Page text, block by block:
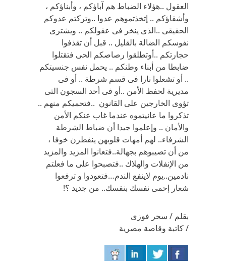
العقول ..هؤلاء الضباط هم آباؤكم ، وأبناؤكم ،
وأشقاؤكم .. إتخذتموهم عدوا ..وتركتم عدوكم
الحقيقى ..الذى ينخر فى عقولكم .. ويشترى
نفوسكم الضالة بالقليل .. قبل أن تقذفوا
حجارتكم ..أوتطلقوا رصاصكم الحى فتقتلوا
ضابطا من أبناء وطنكم .. يحمل نفس جنسيتكم
.. أو تشعلوا نارا فى قسم شرطة .. أو فى
مديرية لحفظ الأمن ..أو فى أحد السجون التى
تؤوى الخارجين على القانون ..فتحميكم منهم ..
تذكروا ما عانيتموه عندما غاب عنكم الأمن
والأمان .. وإعلموا جيدا أن ضباط الشرطة
الشرفاء.. لهم أمهات قلوبهن ينفطرن خوفا ،
من أن تصيبوهم بجهالة..فتعانوا المزيد والمزيد
من الإنفلات والهلاك ..فتصبحوا على ما فعلتم
نادمين..يوم لاينفع الندم…فتعودوا و ترفعوا
شعار إحمى نفسك بنفسك.. من جديد ؟!
بقلم / سحر فوزى
/ كاتبة وقاصة مصرية